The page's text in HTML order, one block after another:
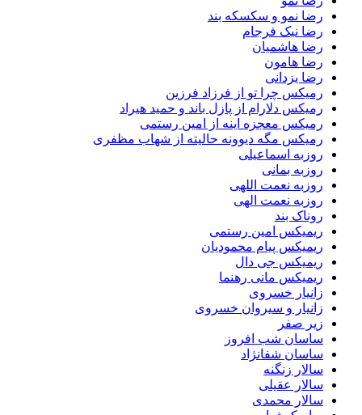
رضا نمو و سکسکه بند
رضا نیک فرجام
رضا هاشمیان
رضا هامون
رضا یزدانی
رمیکس چرا تو از فرزاد فرزین
رمیکس دلارام از پازل باند و حمید هیراد
رمیکس معجزه اینه از امین رستمی
رمیکس مگه دیوونه حالیته از شهاب مظفری
روزبه اسماعیلی
روزبه بمانی
روزبه نعمت اللهی
روزبه نعمت الهی
روناک بند
ریمیکس امین رستمی
ریمیکس پیام محمودیان
ریمیکس جی دال
ریمیکس مانی رهنما
زانیار خسروی
زانیار و سیروان خسروی
زیر صفر
ساسان شب افروز
ساسان شفانژاد
سالار زنگنه
سالار عقیلی
سالار محمدی